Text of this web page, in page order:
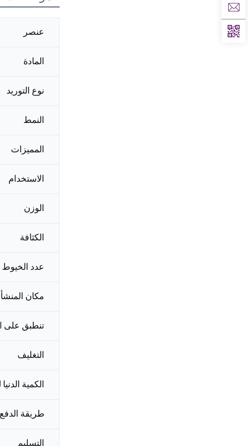
عنصر
المادة
نوع التوريد
النمط
المميزات
الاستخدام
الوزن
الكثافة
عدد الخيوط
مكان المنشأ
تنطبق على
التغليف
الكمية
طريقة الدفع
التسليم